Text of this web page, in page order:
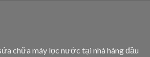
chữa máy lọc nước tại nhà hàng đầu